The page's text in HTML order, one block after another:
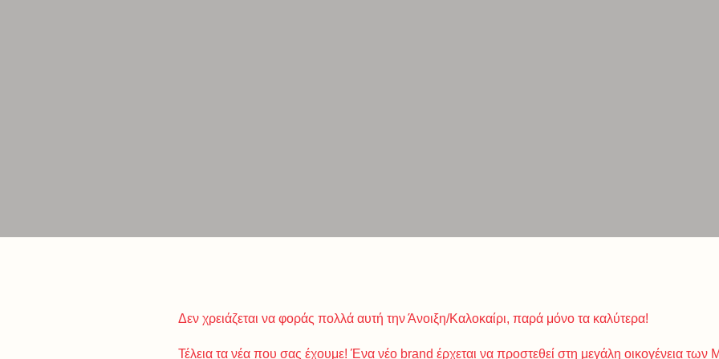
Δεν χρειάζεται να φοράς πολλά αυτή την Άνοιξη/Καλοκαίρι, παρά μόνο τα καλύτερα!
Τέλεια τα νέα που σας έχουμε! Ένα νέο brand έρχεται να προστεθεί στη μεγάλη οικογένεια